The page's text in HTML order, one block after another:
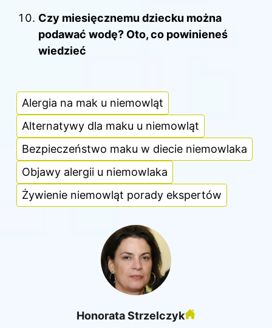
Czy miesięcznemu dziecku można
podawać wodę? Oto, co powinieneś
wiedzieć
Alergia na mak u niemowląt
Alternatywy dla maku u niemowląt
Bezpieczeństwo maku w diecie niemowlaka
Objawy alergii u niemowlaka
Żywienie niemowląt porady ekspertów
Honorata Strzelczyk